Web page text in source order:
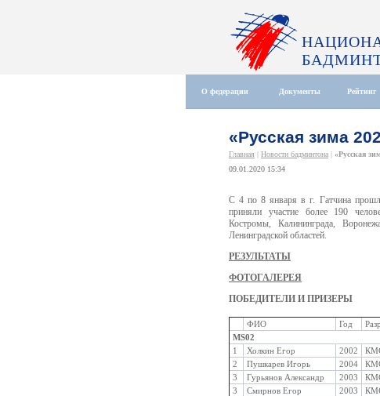
О федерации Документы Рейтинг
«Русская зима
Главная | Новости бадминтона | «Русская
09.01.2020 15:34
С 4 по 8 января в г. Гатчина
приняли участие более 190
Костромы, Калининграда,
Ленинградской областей.
РЕЗУЛЬТАТЫ
ФОТОГАЛЕРЕЯ
ПОБЕДИТЕЛИ И ПРИЗЕРЫ
ФИО Год
MS02
1
Холкин Егор 2002
2
Пушкарев Игорь 2004
3
Гурьянов Александр 2003
3
Смирнов Егор 2003